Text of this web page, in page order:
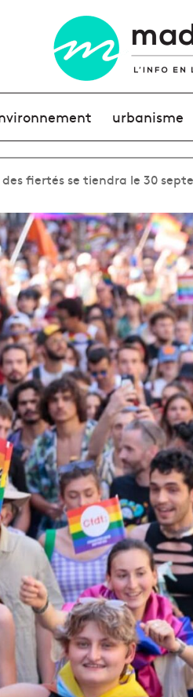
urbanisme
fiertés se tiendra le 30